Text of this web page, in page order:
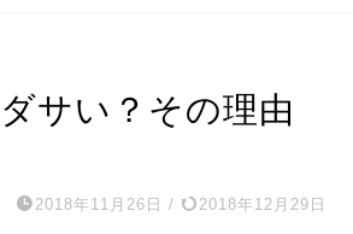
サい？その理由
2018年11月26日 / 2018年12月29日